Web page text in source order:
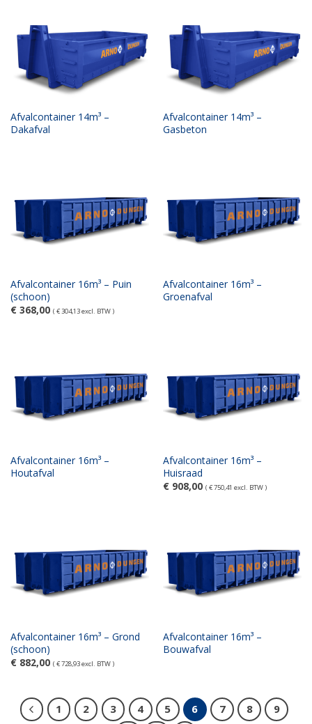
Afvalcontainer 14m³ –
Dakafval
Afvalcontainer 14m³ –
Gasbeton
Afvalcontainer 16m³ – Puin
(schoon)
€368,00 ( €304,13excl. BTW )
Afvalcontainer 16m³ –
Groenafval
Afvalcontainer 16m³ –
Houtafval
Afvalcontainer 16m³ –
Huisraad
€908,00 ( €750,41 excl. BTW )
Afvalcontainer 16m³ – Grond
(schoon)
€882,00 ( €728,93excl. BTW )
Afvalcontainer 16m³ –
Bouwafval
1 2 3 4 5 6 7 8
9